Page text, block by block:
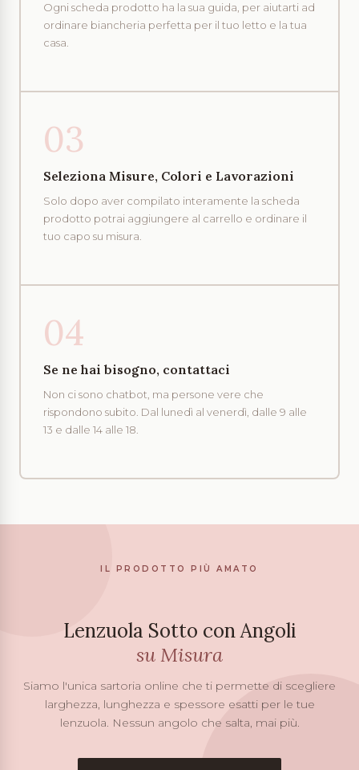
Ogni scheda prodotto ha la sua guida, per aiutarti ad
ordinare biancheria perfetta per il tuo letto e la tua
casa.
03
Seleziona Misure, Colori e Lavorazioni
Solo dopo aver compilato interamente la scheda
prodotto potrai aggiungere al carrello e ordinare il
tuo capo su misura.
04
Se ne hai bisogno, contattaci
Non ci sono chatbot, ma persone vere che
rispondono subito. Dal lunedì al venerdì, dalle 9 alle
13 e dalle 14 alle 18.
IL PRODOTTO PIÙ AMATO
Lenzuola Sotto con Angoli
su Misura
Siamo l'unica sartoria online che ti permette di scegliere
larghezza, lunghezza e spessore esatti per le tue
lenzuola. Nessun angolo che salta, mai più.